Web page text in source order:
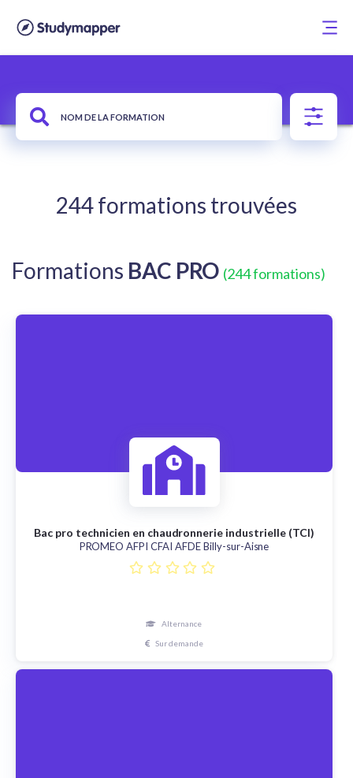
244 formations trouvées
Formations BAC PRO (244 formations)
Bac pro technicien en chaudronnerie industrielle (TCI)
PROMEO AFPI CFAI AFDE Billy-sur-Aisne
Alternance
Sur demande